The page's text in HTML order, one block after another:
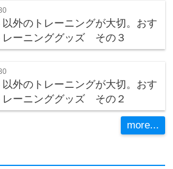
以外のトレーニングが大切。おす
レーニンググッズ その３
以外のトレーニングが大切。おす
レーニンググッズ その２
more...